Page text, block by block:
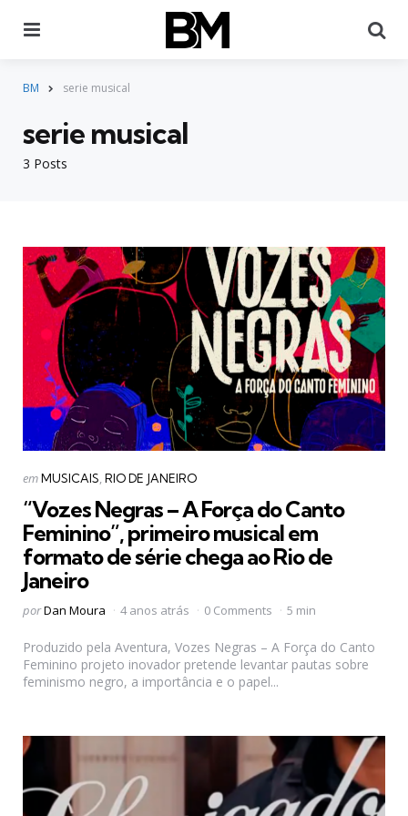
BM serie musical
3 Posts
serie musical
Categorias
Postado
emMUSICAIS RIO DE JANEIRO
“Vozes Negras – A Força do Canto
Feminino”, primeiro musical em
formato de série chega ao Rio de
Janeiro
Postado
porDan Moura 4 anos atrás 0 Comments 5 min
Produzido pela Aventura, Vozes Negras – A Força do Canto
Feminino projeto inovador pretende levantar pautas sobre
feminismo negro, a importância e o papel...